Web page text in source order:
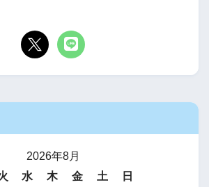
2026年8月
水 木 金 土
日